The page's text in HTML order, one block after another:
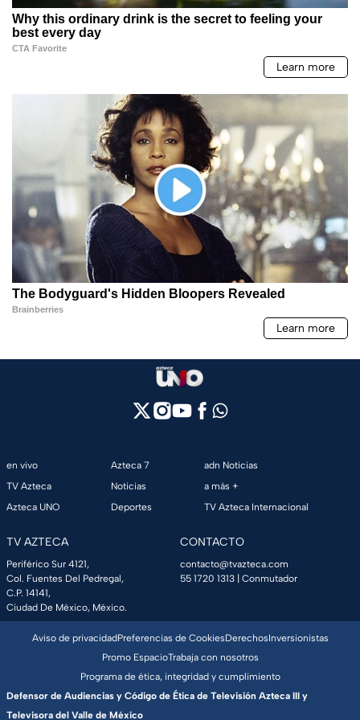
en vivo
TV Azteca
Azteca UNO
Azteca 7
Noticias
Deportes
adn Noticias
a más +
TV Azteca Internacional
TV AZTECA
Periférico Sur 4121,
Col. Fuentes Del Pedregal,
C.P. 14141,
Ciudad De México, México.
CONTACTO
contacto@tvazteca.com
55 1720 1313 | Conmutador
Aviso de privacidadPreferencias de CookiesDerechosInversionistas
Promo EspacioTrabaja con nosotros
Programa de ética, integridad y cumplimiento
Defensor de Audiencias y Código de Ética de Televisión Azteca III y
Televisora del Valle de México